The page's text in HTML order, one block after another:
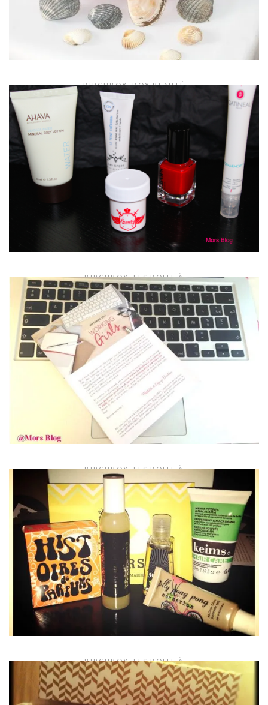
BIRCHBOX,BOX BEAUTÉ
Birchbox Juillet : Sunset Lovers
By: Mor's 19 juillet 2015 2 Comments
LIRE LA SUITE
BIRCHBOX,LES BOITE À
Birchbox octobre 2014 : les belles choses…
By:Mor's 23 octobre 2014 2 Comments
LIRE LA SUITE
BIRCHBOX,LES BOITE À
Birchbox Septembre : Working Girls
By:Mor's 3 octobre 2014
LIRE LA SUITE
BIRCHBOX,LES BOITE À
Vitamine Birchbox
By:Mor's 29 mars 2014